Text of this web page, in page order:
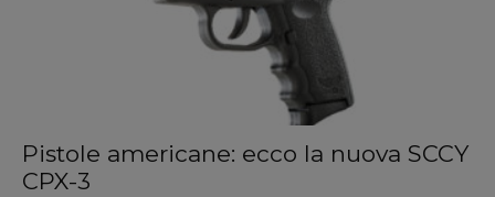
Pistole americane: ecco la nuova SCCY
CPX-3